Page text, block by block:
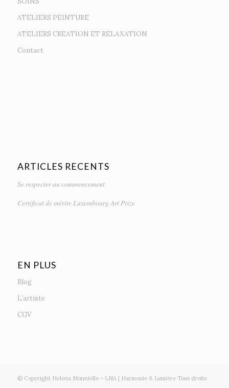
ATELIERS PEINTURE
ATELIERS CREATION ET RELAXATION
Contact
ARTICLES RECENTS
Se respecter au commencement
Certificat de mérite Luxembourg Art Prize
EN PLUS
Blog
L’artiste
CGV
© Copyright Helena Monniello – LNA | Harmonie & Lumière Tous droits